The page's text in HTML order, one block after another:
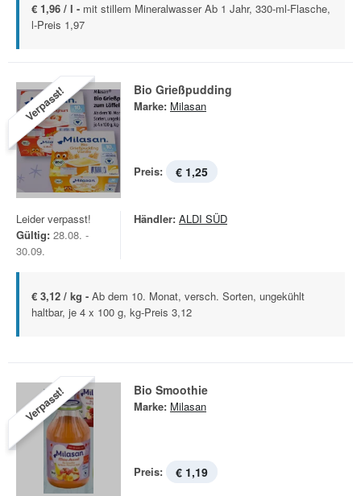
€ 1,96 / l - mit stillem Mineralwasser Ab 1 Jahr, 330-ml-Flasche,
l-Preis 1,97
Verpasst! Bio Grießpudding
Marke: Milasan
Preis: € 1,25
Leider verpasst!
Gültig: 28.08. -
30.09.
Händler: ALDI SÜD
€ 3,12 / kg - Ab dem 10. Monat, versch. Sorten, ungekühlt
haltbar, je 4 x 100 g, kg-Preis 3,12
Verpasst! Bio Smoothie
Marke: Milasan
Preis: € 1,19